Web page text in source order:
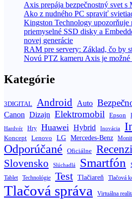
Axis prepája bezpečnostný svet s
Ako z nudného PC spraviť
Kingston Technology upozorňuje
priemyselné SSD disky a
novej generácie
RAM pre servery: Základ, čo by
Novú PTZ kameru Axis je
Kategórie
3DIGITAL Android Auto
Canon Dizajn Elektromobil Epson
Hardvér Hry Huawei Hybrid Inovácia
Koncept Lenovo LG Mercedes-Benz
Odporúčané Oficiálne
Slovensko Slúchadlá Smartfón
Tablet Technológie Test Tlačiareň Tlačová
Tlačová správa Virtuálna